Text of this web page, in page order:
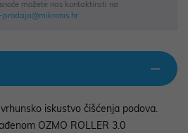
možete nas kontaktirati na
iskustvo čišćenja podova.
OZMO ROLLER 3.0